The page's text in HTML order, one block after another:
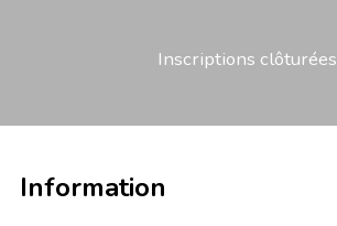
Inscriptions clôturées
Information